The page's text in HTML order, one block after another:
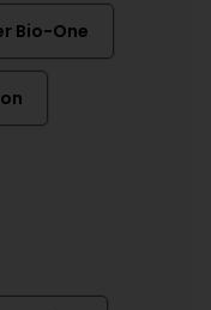
Bio-One